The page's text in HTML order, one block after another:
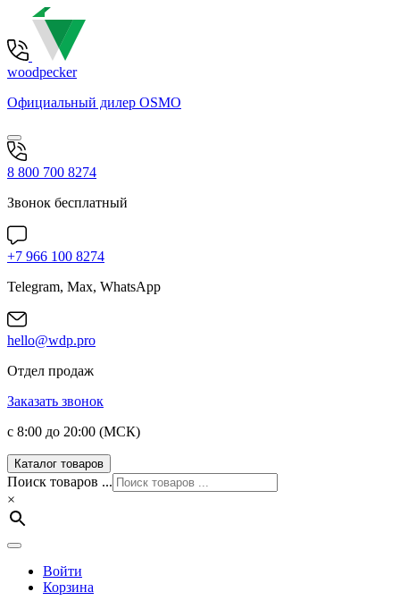
woodpecker
Официальный дилер OSMO
8 800 700 8274
Звонок бесплатный
+7 966 100 8274
Telegram, Max, WhatsApp
hello@wdp.pro
Отдел продаж
Заказать звонок
с 8:00 до 20:00 (МСК)
Каталог товаров
Поиск товаров ...
×
Войти
Корзина